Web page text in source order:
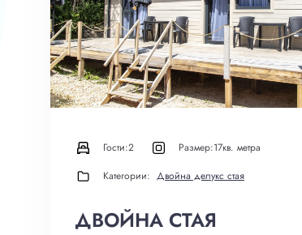
ДВОЙНА СТАЯ
Гости:2 Размер:17кв. метра
Категории: Двойна делукс стая